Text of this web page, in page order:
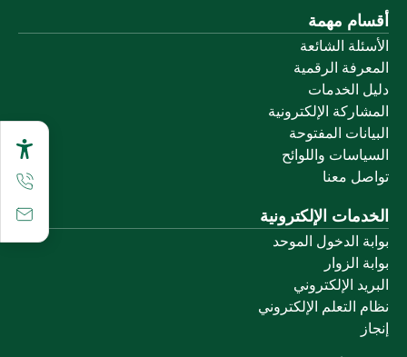
أقسام مهمة
الأسئلة الشائعة
المعرفة الرقمية
دليل الخدمات
المشاركة الإلكترونية
البيانات المفتوحة
السياسات واللوائح
تواصل معنا
الخدمات الإلكترونية
بوابة الدخول الموحد
بوابة الزوار
البريد الإلكتروني
نظام التعلم الإلكتروني
إنجاز